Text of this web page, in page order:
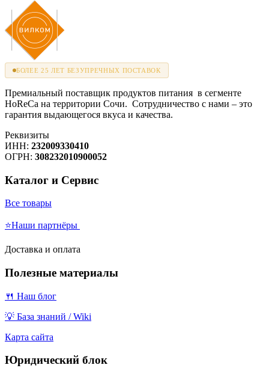
БОЛЕЕ 25 ЛЕТ БЕЗУПРЕЧНЫХ ПОСТАВОК
Премиальный поставщик продуктов питания в сегменте
HoReCa на территории Сочи. Сотрудничество с нами – это
гарантия выдающегося вкуса и качества.
Реквизиты
ИНН: 232009330410
ОГРН: 308232010900052
Каталог и Сервис
Все товары
⭐Наши партнёры
Доставка и оплата
Полезные материалы
🍴 Наш блог
💡 База знаний / Wiki
Карта сайта
Юридический блок